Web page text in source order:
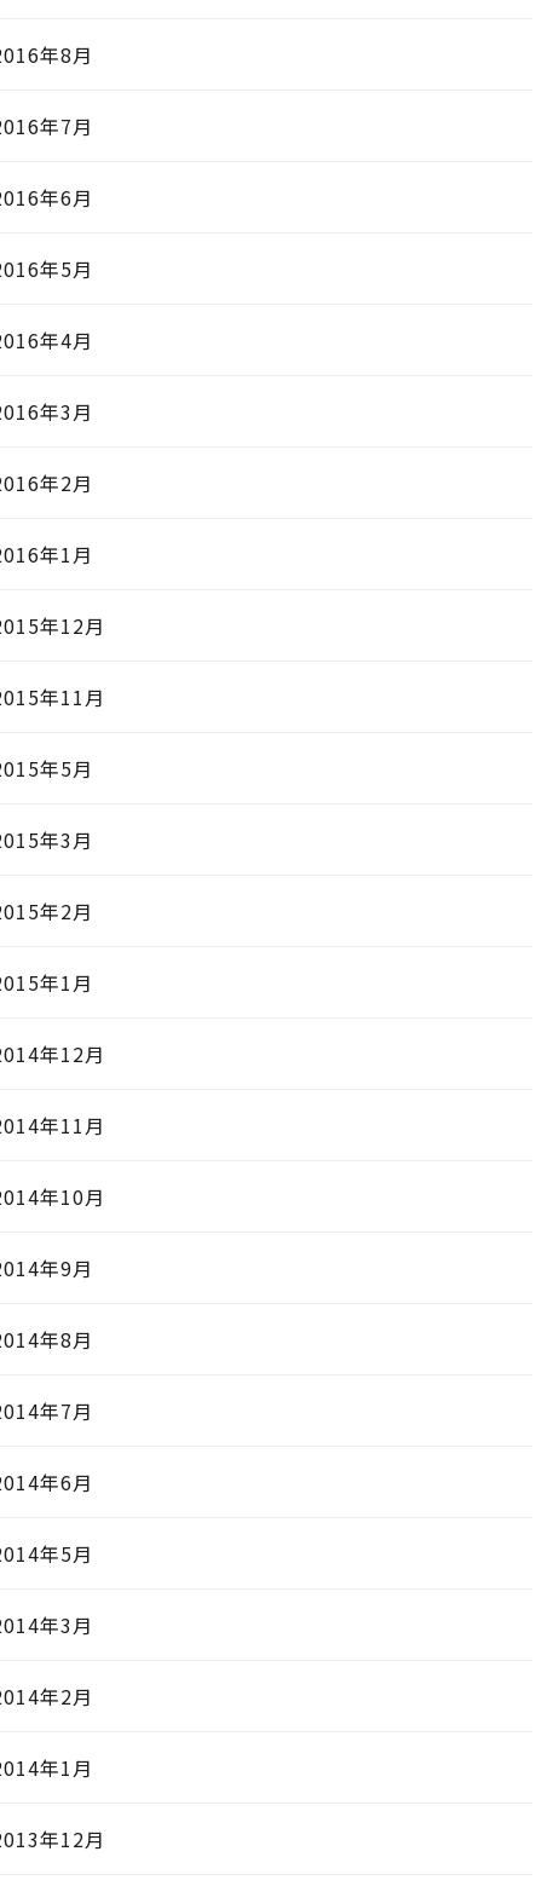
年8月
年7月
年6月
年5月
年4月
年3月
年2月
年1月
年12月
年11月
年5月
年3月
年2月
年1月
年12月
年11月
年10月
年9月
年8月
年7月
年6月
年5月
年3月
年2月
年1月
年12月